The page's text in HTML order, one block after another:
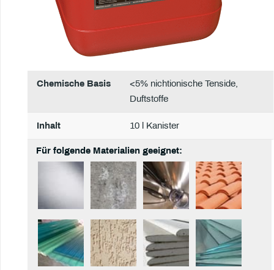
Chemische Basis
<5% nichtionische Tenside,
Duftstoffe
Inhalt 10 l Kanister
Für folgende Materialien geeignet: